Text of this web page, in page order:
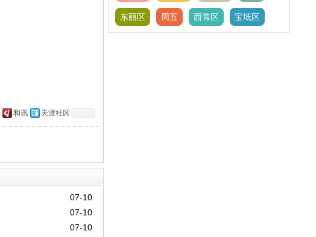
和讯 天涯社区
07-10
07-10
07-10
东丽区 周五 西青区 宝坻区